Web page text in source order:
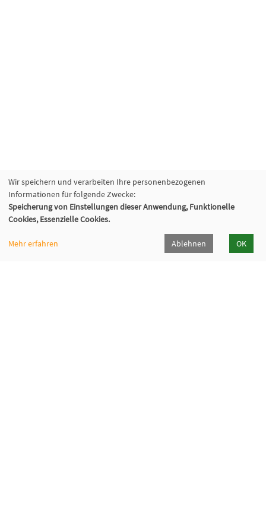
Wir speichern und verarbeiten Ihre personenbezogenen
Informationen für folgende Zwecke:
Speicherung von Einstellungen dieser Anwendung, Funktionelle
Cookies, Essenzielle Cookies.
Mehr erfahren Ablehnen OK